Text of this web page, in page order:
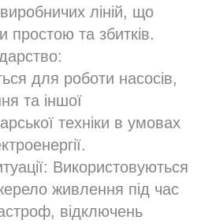
ліній, що
простою та збитків.
для роботи насосів,
та іншої
техніки в умовах
Використовуються
живлення під час
відключень